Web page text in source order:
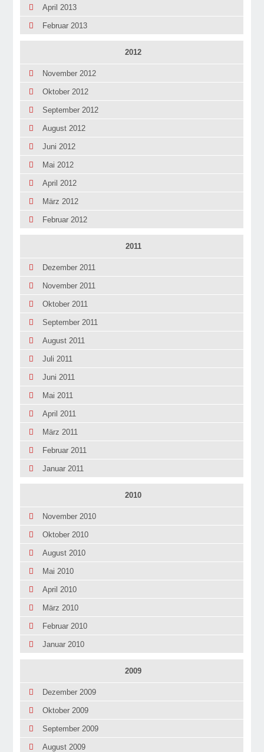
April 2013
Februar 2013
2012
November 2012
Oktober 2012
September 2012
August 2012
Juni 2012
Mai 2012
April 2012
März 2012
Februar 2012
2011
Dezember 2011
November 2011
Oktober 2011
September 2011
August 2011
Juli 2011
Juni 2011
Mai 2011
April 2011
März 2011
Februar 2011
Januar 2011
2010
November 2010
Oktober 2010
August 2010
Mai 2010
April 2010
März 2010
Februar 2010
Januar 2010
2009
Dezember 2009
Oktober 2009
September 2009
August 2009